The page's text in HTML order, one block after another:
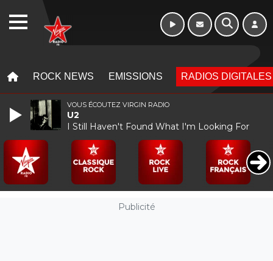
ROCK NEWS EMISSIONS RADIOS DIGITALES
Publicité
VOUS ÉCOUTEZ VIRGIN RADIO
U2
I Still Haven't Found What I'm Looking For
WEBRADIO Week-end de 06h
à 12h